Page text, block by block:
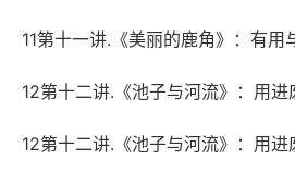
11第十一讲.《美丽的鹿角》：有用
12第十二讲.《池子与河流》：用
12第十二讲.《池子与河流》：用